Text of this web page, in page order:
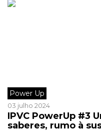
Power Up
03 julho 2024
IPVC PowerUp #3
saberes, rumo à